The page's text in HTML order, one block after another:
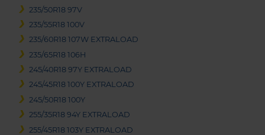
235/50R18 97V
235/55R18 100V
235/60R18 107W EXTRALOAD
235/65R18 106H
245/40R18 97Y EXTRALOAD
245/45R18 100Y EXTRALOAD
245/50R18 100Y
255/35R18 94Y EXTRALOAD
255/45R18 103Y EXTRALOAD